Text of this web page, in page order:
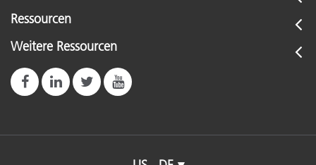
Ressourcen
Weitere Ressourcen